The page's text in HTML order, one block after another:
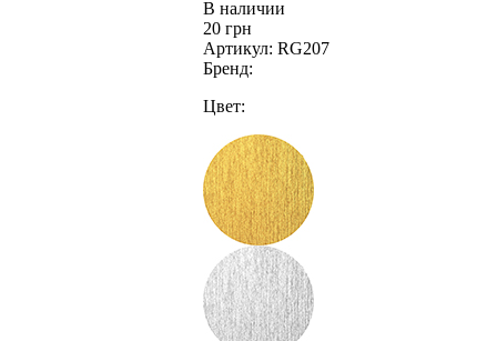
В наличии
20 грн
Артикул: RG207
Бренд:
Цвет: